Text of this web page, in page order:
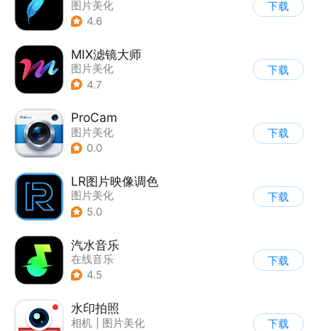
图片美化
4.6
下载
MIX滤镜大师
图片美化
4.7
下载
ProCam
图片美化
0.0
下载
LR图片映像调色
图片美化
5.0
下载
汽水音乐
在线音乐
4.5
下载
水印拍照
相机
图片美化
下载